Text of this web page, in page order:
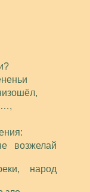
возжелай
народ